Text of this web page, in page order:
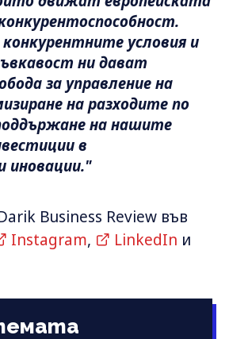
условия и
ни дават
за управление на
на разходите по
на нашите
в
иновации."
Business Review във
Instagram, LinkedIn и